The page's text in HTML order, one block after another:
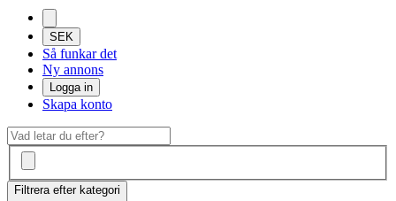
SEK
Så funkar det
Ny annons
Logga in
Skapa konto
Filtrera efter kategori